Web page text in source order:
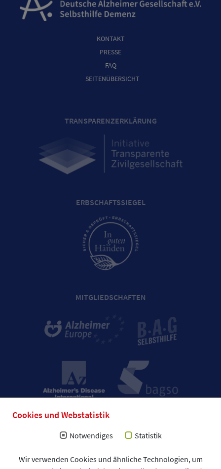
Cookies und Webstatistik
Notwendiges Statistik
Wir verwenden Cookies und ähnliche Technologien, um
KONTAKT
PRESSE
FAQ
SEITENÜBERSICHT
TRANSPARENZERKLÄRUNG
ERBSCHAFTSSIEGEL
MITGLIEDSCHAFTEN
Impressum